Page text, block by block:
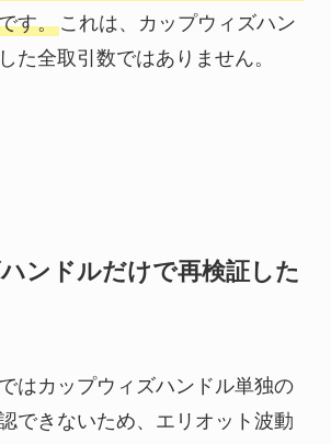
す。これは、カップウィズハン
た全取引数ではありません。
ンドルだけで再検証した
はカップウィズハンドル単独の
できないため、エリオット波動